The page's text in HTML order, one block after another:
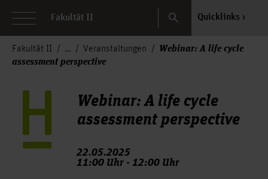
Fakultät II Search Quicklinks
Fakultät II Veranstaltungen
Webinar: A life cycle
assessment perspective
Webinar: A life cycle
assessment perspective
22.05.2025
11:00 Uhr - 12:00 Uhr